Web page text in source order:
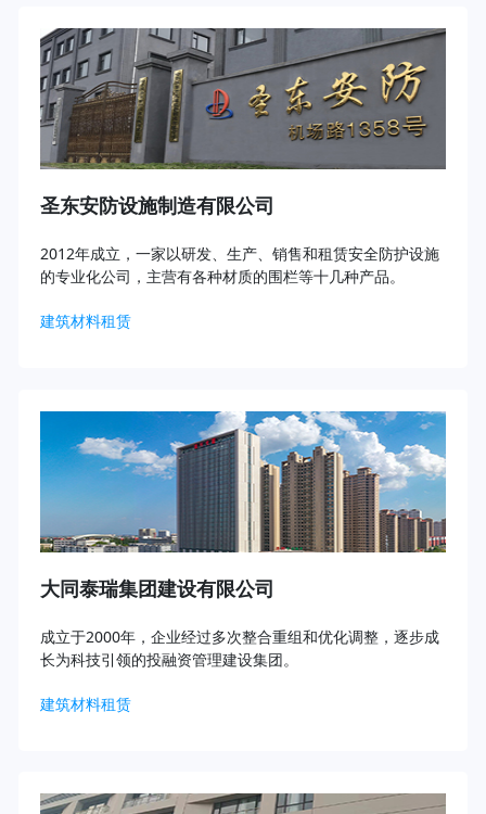
圣东安防设施制造有限公司
2012年成立，一家以研发、生产、销售和租赁安全防护设施
的专业化公司，主营有各种材质的围栏等十几种产品。
建筑材料租赁
大同泰瑞集团建设有限公司
成立于2000年，企业经过多次整合重组和优化调整，逐步成
长为科技引领的投融资管理建设集团。
建筑材料租赁